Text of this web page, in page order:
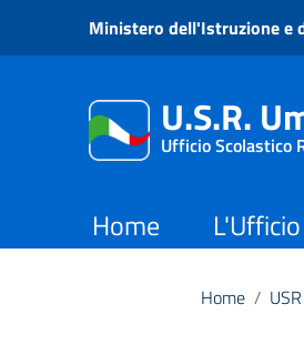
Vai ai contenuti
Vai al menu di navigazione
Ministero dell'Istruzione e
U.S.R.
Ufficio Scolastico
Home L'Ufficio
Home /